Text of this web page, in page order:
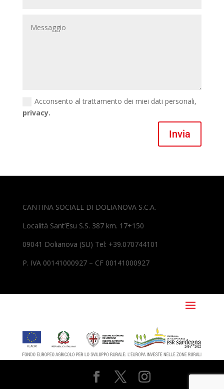
Acconsento al trattamento dei miei dati personali,
privacy.
Invia
CANTINA SOCIALE DI DOLIANOVA S.C.A.
Località Sant’Esu S.S. 387 km. 17+150
09041 Dolianova (SU) Tel: +39.070744101
P. IVA 00141000927 – CF 00141000927